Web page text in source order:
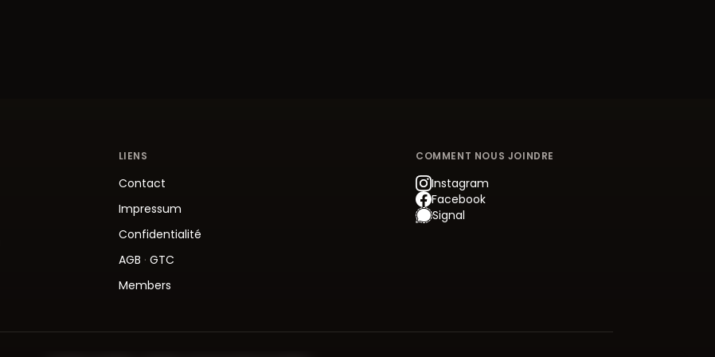
LIENS
Contact
Impressum
Confidentialité
AGB · GTC
Members
COMMENT NOUS JOINDRE
Instagram
Facebook
Signal